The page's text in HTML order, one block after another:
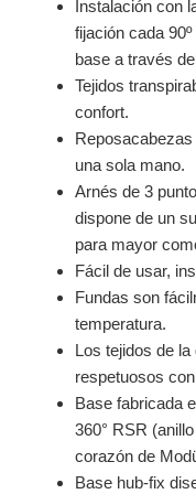
Instalación con
fijación cada
base a través
Tejidos
confort.
una sola mano.
Arnés de 3
dispone de un
para mayor
Fácil de usar,
Fundas son
temperatura.
Los tejidos de
respetuosos
Base fabricada
360° RSR
corazón de
Base hub-fix